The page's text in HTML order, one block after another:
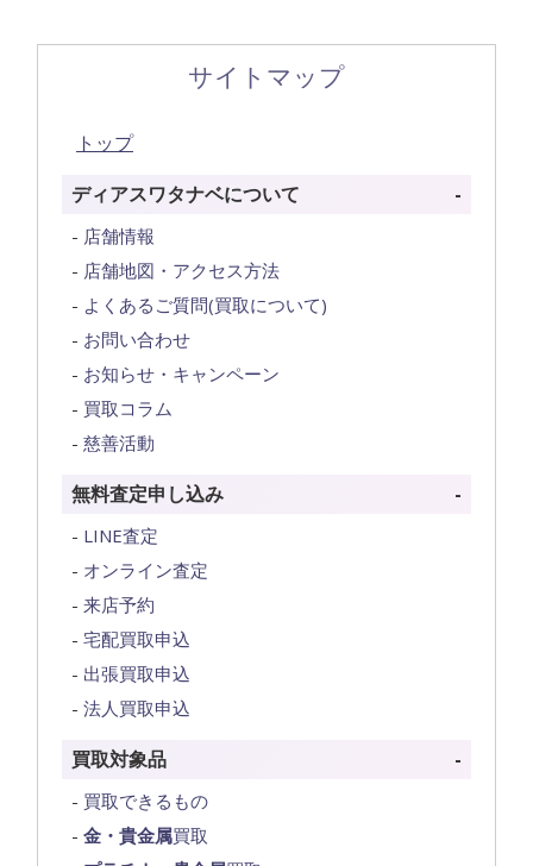
サイトマップ
トップ
ディアスワタナベについて
店舗情報
店舗地図・アクセス方法
よくあるご質問(買取について)
お問い合わせ
お知らせ・キャンペーン
買取コラム
慈善活動
無料査定申し込み
LINE査定
オンライン査定
来店予約
宅配買取申込
出張買取申込
法人買取申込
買取対象品
買取できるもの
金・貴金属買取